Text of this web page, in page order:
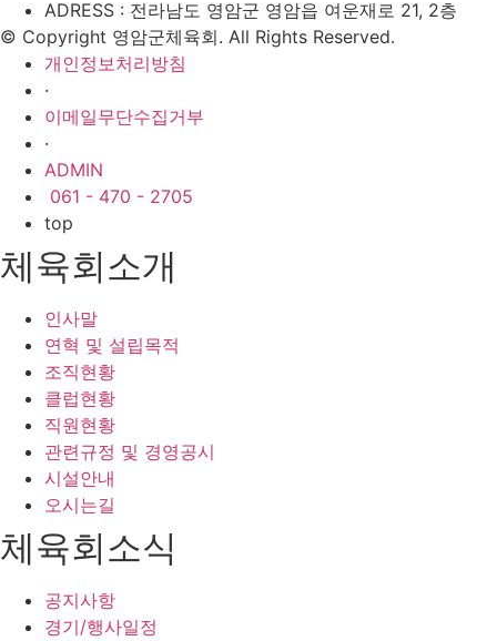
ADRESS : 전라남도 영암군 영암읍 여운재로 21, 2층
© Copyright 영암군체육회. All Rights Reserved.
개인정보처리방침
·
이메일무단수집거부
·
ADMIN
061 - 470 - 2705
top
체육회소개
인사말
연혁 및 설립목적
조직현황
클럽현황
직원현황
관련규정 및 경영공시
시설안내
오시는길
체육회소식
공지사항
경기/행사일정